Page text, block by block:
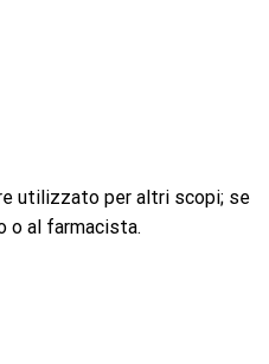
utilizzato per altri scopi; se
o al farmacista.